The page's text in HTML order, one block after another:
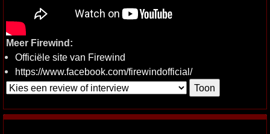
Meer Firewind:
Officiële site van Firewind
https://www.facebook.com/firewindofficial/